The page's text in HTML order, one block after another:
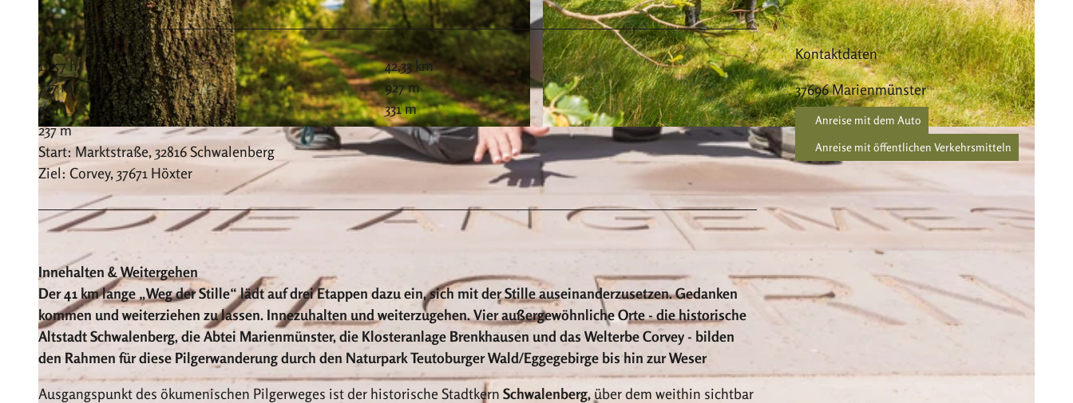
© Kulturland Kreis Höxter, Irina Jansen © Teutoburger Wald Tourismus, Anton Röser
11:57 h
42,33 km
777 m
927 m
94 m
331 m
237 m
Start: Marktstraße, 32816 Schwalenberg
Ziel: Corvey, 37671 Höxter
Innehalten & Weitergehen
Der 41 km lange „Weg der Stille“ lädt auf drei Etappen dazu ein, sich mit der Stille auseinanderzusetzen. Gedanken
kommen und weiterziehen zu lassen. Innezuhalten und weiterzugehen. Vier außergewöhnliche Orte - die historische
Altstadt Schwalenberg, die Abtei Marienmünster, die Klosteranlage Brenkhausen und das Welterbe Corvey - bilden
den Rahmen für diese Pilgerwanderung durch den Naturpark Teutoburger Wald/Eggegebirge bis hin zur Weser
Ausgangspunkt des ökumenischen Pilgerweges ist der historische Stadtkern Schwalenberg, über dem weithin sichtbar
Kontaktdaten
37696Marienmünster
Anreise mit dem Auto
Anreise mit öffentlichen Verkehrsmitteln